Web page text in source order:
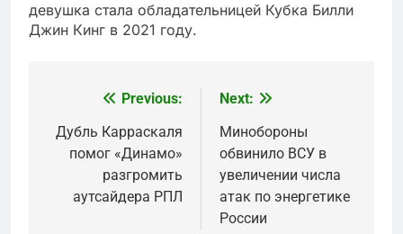
девушка стала обладательницей Кубка Билли
Джин Кинг в 2021 году.
navigation
Previous:
Дубль Карраскаля
помог «Динамо»
разгромить
аутсайдера РПЛ
Next:
Минобороны
обвинило ВСУ в
увеличении числа
атак по энергетике
России